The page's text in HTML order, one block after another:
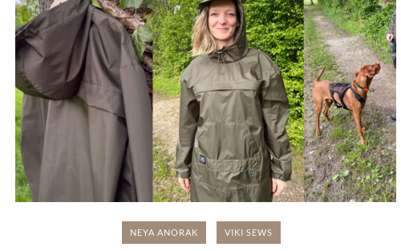
NEYA ANORAK VIKI SEWS